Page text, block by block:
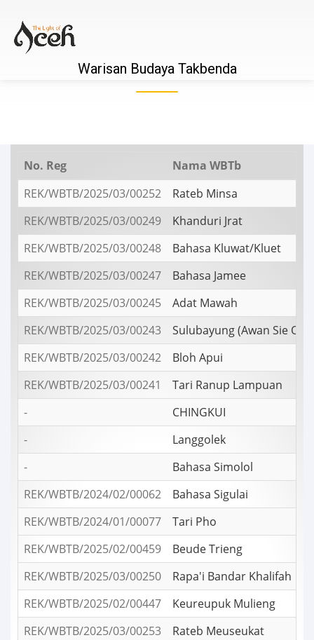
Warisan Budaya Takbenda
No. Reg
Nama WBTb
REK/WBTB/2025/03/00252
Rateb Minsa
REK/WBTB/2025/03/00249
Khanduri Jrat
REK/WBTB/2025/03/00248
Bahasa Kluwat/Kluet
REK/WBTB/2025/03/00247
Bahasa Jamee
REK/WBTB/2025/03/00245
Adat Mawah
REK/WBTB/2025/03/00243
Sulubayung (Awan Sie
REK/WBTB/2025/03/00242
Bloh Apui
REK/WBTB/2025/03/00241
Tari Ranup Lampuan
-
CHINGKUI
-
Langgolek
-
Bahasa Simolol
REK/WBTB/2024/02/00062
Bahasa Sigulai
REK/WBTB/2024/01/00077
Tari Pho
REK/WBTB/2025/02/00459
Beude Trieng
REK/WBTB/2025/03/00250
Rapa'i Bandar Khalifah
REK/WBTB/2025/02/00447
Keureupuk Mulieng
REK/WBTB/2025/03/00253
Rateb Meuseukat